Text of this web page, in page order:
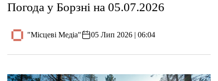
Погода у Борзні на 05.07.2026
"Місцеві Медіа" 05 Лип 2026 | 06:04